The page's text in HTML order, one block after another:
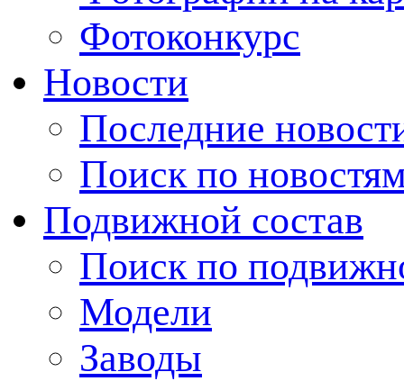
Фотоконкурс
Новости
Последние
Поиск по
Подвижной состав
Поиск по
Модели
Заводы